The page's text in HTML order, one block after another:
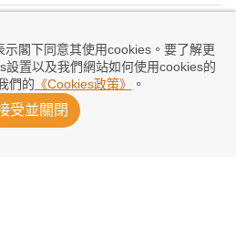
閣下同意其使用cookies。要了解更
設置以及我們網站如何使用cookies的
們的 《Cookies政策》 。
受並關閉
明甫涉內定 警方突擊搜韓足總
06 16:11